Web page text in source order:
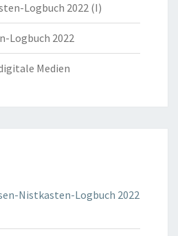
Logbuch 2022 (I)
Logbuch 2022
Medien
Nistkasten-Logbuch 2022